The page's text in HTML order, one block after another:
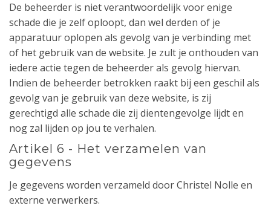
De beheerder is niet verantwoordelijk voor enige
schade die je zelf oploopt, dan wel derden of je
apparatuur oplopen als gevolg van je verbinding met
of het gebruik van de website. Je zult je onthouden van
iedere actie tegen de beheerder als gevolg hiervan.
Indien de beheerder betrokken raakt bij een geschil als
gevolg van je gebruik van deze website, is zij
gerechtigd alle schade die zij dientengevolge lijdt en
nog zal lijden op jou te verhalen.
Artikel 6 - Het verzamelen van
gegevens
Je gegevens worden verzameld door Christel Nolle en
externe verwerkers.